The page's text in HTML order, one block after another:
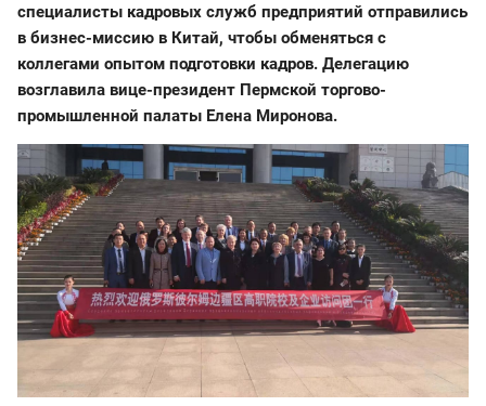
специалисты кадровых служб предприятий отправились
в бизнес-миссию в Китай, чтобы обменяться с
коллегами опытом подготовки кадров. Делегацию
возглавила вице-президент Пермской торгово-
промышленной палаты Елена Миронова.